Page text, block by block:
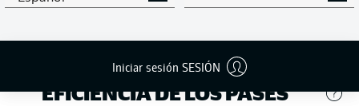
Iniciar sesión SESIÓN
327 458
EFICIENCIA DE LOS PASES